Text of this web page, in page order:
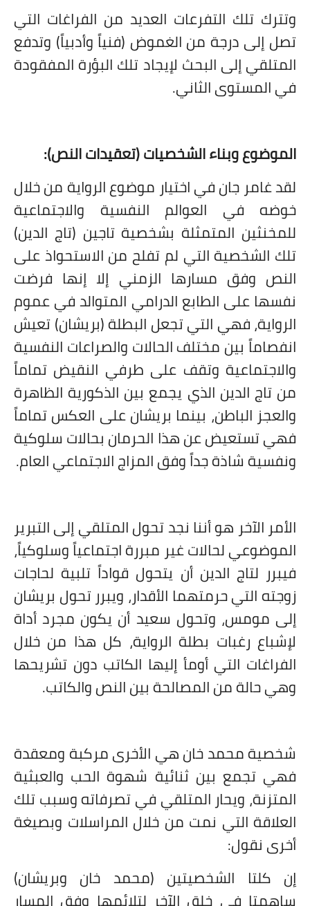
وتترك تلك التفرعات العديد من الفراغات التي
تصل إلى درجة من الغموض (فنياً وأدبياً) وتدفع
المتلقي إلى البحث لإيجاد تلك البؤرة المفقودة
في المستوى الثاني.
الموضوع وبناء الشخصيات (تعقيدات النص):
لقد غامر جان في اختيار موضوع الرواية من خلال
خوضه في العوالم النفسية والاجتماعية
للمخنثين المتمثلة بشخصية تاجين (تاج الدين)
تلك الشخصية التي لم تفلح من الاستحواذ على
النص وفق مسارها الزمني إلا إنها فرضت
نفسها على الطابع الدرامي المتوالد في عموم
الرواية، فهي التي تجعل البطلة (بريشان) تعيش
انفصاماً بين مختلف الحالات والصراعات النفسية
والاجتماعية وتقف على طرفي النقيض تماماً
من تاج الدين الذي يجمع بين الذكورية الظاهرة
والعجز الباطن، بينما بريشان على العكس تماماً
فهي تستعيض عن هذا الحرمان بحالات سلوكية
ونفسية شاذة جداً وفق المزاج الاجتماعي العام.
الأمر الآخر هو أننا نجد تحول المتلقي إلى التبرير
الموضوعي لحالات غير مبررة اجتماعياً وسلوكياً،
فيبرر لتاج الدين أن يتحول قواداً تلبية لحاجات
زوجته التي حرمتهما الأقدار، ويبرر تحول بريشان
إلى مومس، وتحول سعيد أن يكون مجرد أداة
لإشباع رغبات بطلة الرواية، كل هذا من خلال
الفراغات التي أومأ إليها الكاتب دون تشريحها
وهي حالة من المصالحة بين النص والكاتب.
شخصية محمد خان هي الأخرى مركبة ومعقدة
فهي تجمع بين ثنائية شهوة الحب والعبثية
المتزنة، ويحار المتلقي في تصرفاته وسبب تلك
العلاقة التي نمت من خلال المراسلات وبصيغة
أخرى نقول:
إن كلتا الشخصيتين (محمد خان وبريشان)
ساهمتا في خلق الآخر لتلائمها وفق المسار